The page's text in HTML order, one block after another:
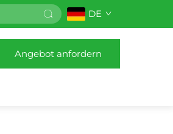
DE
Angebot anfordern